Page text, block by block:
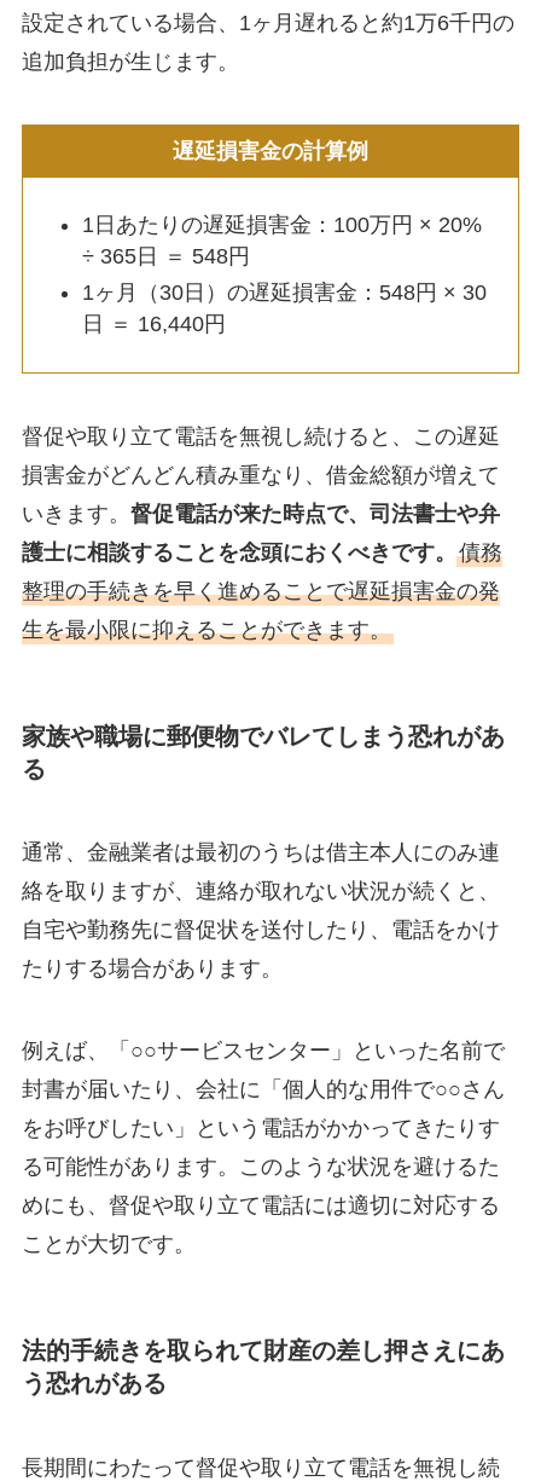
設定されている場合、1ヶ月遅れると約1万6千円の
追加負担が生じます。
遅延損害金の計算例
1日あたりの遅延損害金：100万円 × 20%
÷ 365日 ＝ 548円
1ヶ月（30日）の遅延損害金：548円 × 30
日 ＝ 16,440円
督促や取り立て電話を無視し続けると、この遅延
損害金がどんどん積み重なり、借金総額が増えて
いきます。 督促電話が来た時点で、司法書士や弁
護士に相談することを念頭におくべきです。 債務
整理の手続きを早く進めることで遅延損害金の発
生を最小限に抑えることができます。
家族や職場に郵便物でバレてしまう恐れがあ
る
通常、金融業者は最初のうちは借主本人にのみ連
絡を取りますが、連絡が取れない状況が続くと、
自宅や勤務先に督促状を送付したり、電話をかけ
たりする場合があります。
例えば、「○○サービスセンター」といった名前で
封書が届いたり、会社に「個人的な用件で○○さん
をお呼びしたい」という電話がかかってきたりす
る可能性があります。このような状況を避けるた
めにも、督促や取り立て電話には適切に対応する
ことが大切です。
法的手続きを取られて財産の差し押さえにあ
う恐れがある
長期間にわたって督促や取り立て電話を無視し続